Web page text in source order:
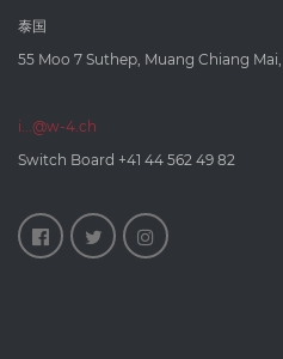
泰国
55 Moo 7 Suthep, Muang Chiang
i...@w-4.ch
Switch Board +41 44 562 49 82